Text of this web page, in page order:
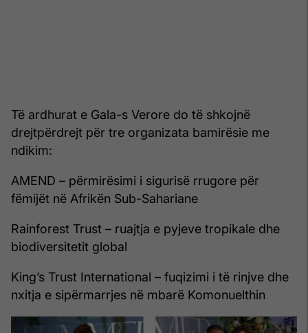
Të ardhurat e Gala-s Verore do të shkojnë
drejtpërdrejt për tre organizata bamirësie me
ndikim:
AMEND – përmirësimi i sigurisë rrugore për
fëmijët në Afrikën Sub-Sahariane
Rainforest Trust – ruajtja e pyjeve tropikale dhe
biodiversitetit global
King’s Trust International – fuqizimi i të rinjve dhe
nxitja e sipërmarrjes në mbarë Komonuelthin